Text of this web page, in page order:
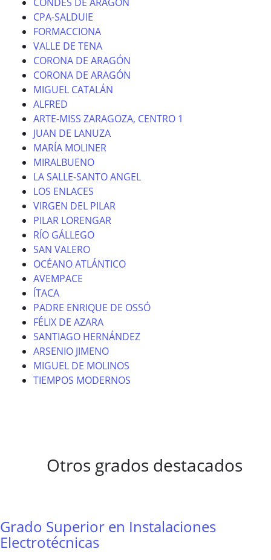
CPA-SALDUIE
FORMACCIONA
VALLE DE TENA
CORONA DE ARAGÓN
CORONA DE ARAGÓN
MIGUEL CATALÁN
ALFRED
ARTE-MISS ZARAGOZA, CENTRO 1
JUAN DE LANUZA
MARÍA MOLINER
MIRALBUENO
LA SALLE-SANTO ANGEL
LOS ENLACES
VIRGEN DEL PILAR
PILAR LORENGAR
RÍO GÁLLEGO
SAN VALERO
OCÉANO ATLÁNTICO
AVEMPACE
ÍTACA
PADRE ENRIQUE DE OSSÓ
FÉLIX DE AZARA
SANTIAGO HERNÁNDEZ
ARSENIO JIMENO
MIGUEL DE MOLINOS
TIEMPOS MODERNOS
Otros grados destacados
Grado Superior en Instalaciones
Electrotécnicas